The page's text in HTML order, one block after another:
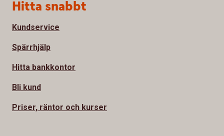
Sidfot
Hitta snabbt
Kundservice
Spärrhjälp
Hitta bankkontor
Bli kund
Priser, räntor och kurser